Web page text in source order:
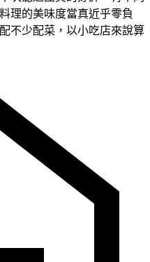
理的美味度當真近乎零負
不少配菜，以小吃店來說算